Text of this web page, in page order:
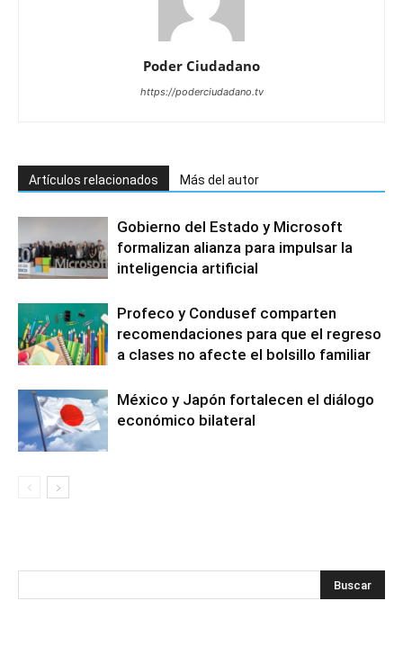
Poder Ciudadano
https://poderciudadano.tv
Artículos relacionados Más del autor
Gobierno del Estado y Microsoft
formalizan alianza para impulsar la
inteligencia artificial
Profeco y Condusef comparten
recomendaciones para que el regreso
a clases no afecte el bolsillo familiar
México y Japón fortalecen el diálogo
económico bilateral